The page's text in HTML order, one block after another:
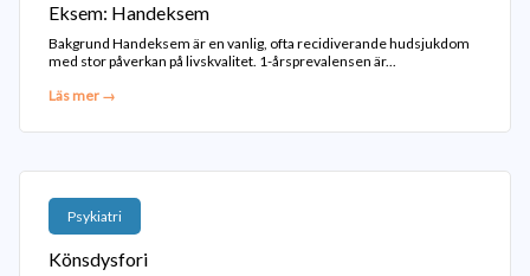
Eksem: Handeksem
Bakgrund Handeksem är en vanlig, ofta recidiverande hudsjukdom
med stor påverkan på livskvalitet. 1-årsprevalensen är...
Läs mer →
Psykiatri
Könsdysfori